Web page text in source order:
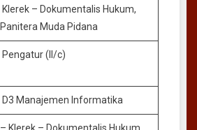
Klerek – Dokumentalis Hukum,
Panitera Muda Pidana
Pengatur (II/c)
D3 Manajemen Informatika
– Klerek – Dokumentalis Hukum